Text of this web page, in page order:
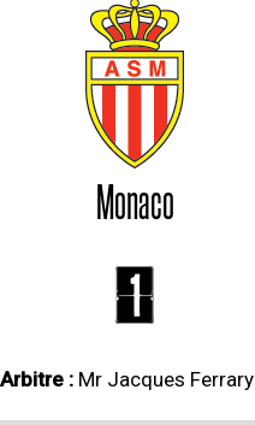
Monaco
1
Arbitre : Mr Jacques Ferrary